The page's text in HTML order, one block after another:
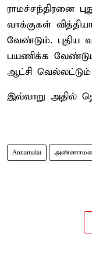
ராமச்சந்திரனை
வாக்குகள்
வேண்டும். புதிய
பயணிக்க
ஆட்சி
இவ்வாறு அதில்
Annamalai